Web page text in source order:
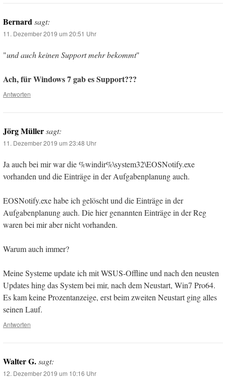
Bernardsagt:
11. Dezember 2019 um 20:51 Uhr
"und auch keinen Support mehr bekommt"
Ach, für Windows 7 gab es Support???
Antworten
Jörg Müllersagt:
11. Dezember 2019 um 23:48 Uhr
Ja auch bei mir war die %windir%\system32\EOSNotify.exe
vorhanden und die Einträge in der Aufgabenplanung auch.
EOSNotify.exe habe ich gelöscht und die Einträge in der
Aufgabenplanung auch. Die hier genannten Einträge in der Reg
waren bei mir aber nicht vorhanden.
Warum auch immer?
Meine Systeme update ich mit WSUS-Offline und nach den neusten
Updates hing das System bei mir, nach dem Neustart, Win7 Pro64.
Es kam keine Prozentanzeige, erst beim zweiten Neustart ging alles
seinen Lauf.
Antworten
Walter G.sagt:
12. Dezember 2019 um 10:16 Uhr